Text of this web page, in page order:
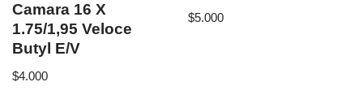
Camara 16 X
1.75/1,95 Veloce
Butyl E/V
$4.000
$5.000